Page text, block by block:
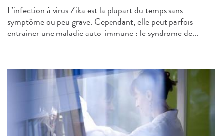
L’infection à virus Zika est la plupart du temps sans
symptôme ou peu grave. Cependant, elle peut parfois
entrainer une maladie auto-immune : le syndrome de...